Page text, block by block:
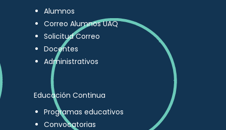
Alumnos
Correo Alumnos UAQ
Solicitud Correo
Docentes
Administrativos
Educación Continua
Programas educativos
Convocatorias